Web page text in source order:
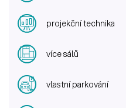
projekční technika
více sálů
vlastní parkování